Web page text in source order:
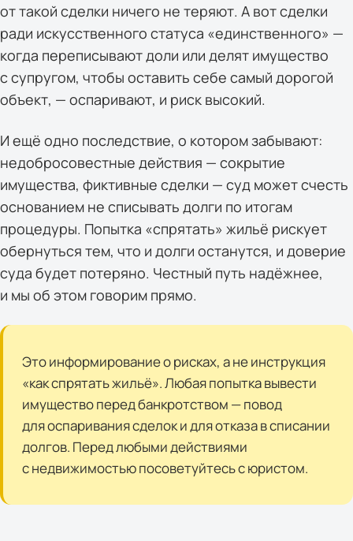
от такой сделки ничего не теряют. А вот сделки
ради искусственного статуса «единственного» —
когда переписывают доли или делят имущество
с супругом, чтобы оставить себе самый дорогой
объект, — оспаривают, и риск высокий.
И ещё одно последствие, о котором забывают:
недобросовестные действия — сокрытие
имущества, фиктивные сделки — суд может счесть
основанием не списывать долги по итогам
процедуры. Попытка «спрятать» жильё рискует
обернуться тем, что и долги останутся, и доверие
суда будет потеряно. Честный путь надёжнее,
и мы об этом говорим прямо.
Это информирование о рисках, а не инструкция
«как спрятать жильё». Любая попытка вывести
имущество перед банкротством — повод
для оспаривания сделок и для отказа в списании
долгов. Перед любыми действиями
с недвижимостью посоветуйтесь с юристом.